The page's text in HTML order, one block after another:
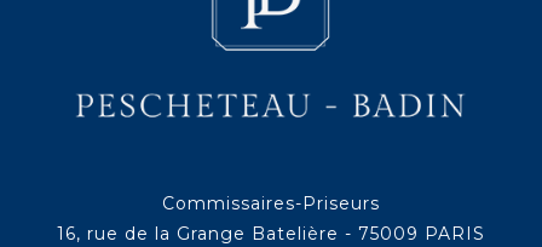
Commissaires-Priseurs
16, rue de la Grange Batelière - 75009 PARIS